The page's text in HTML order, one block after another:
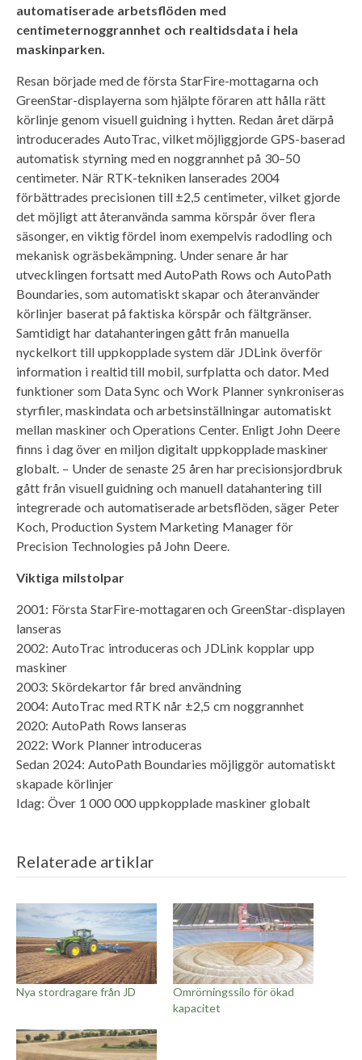
automatiserade arbetsflöden med
centimeternoggrannhet och realtidsdata i hela
maskinparken.
Resan började med de första StarFire-mottagarna och
GreenStar-displayerna som hjälpte föraren att hålla rätt
körlinje genom visuell guidning i hytten. Redan året därpå
introducerades AutoTrac, vilket möjliggjorde GPS-baserad
automatisk styrning med en noggrannhet på 30–50
centimeter. När RTK-tekniken lanserades 2004
förbättrades precisionen till ±2,5 centimeter, vilket gjorde
det möjligt att återanvända samma körspår över flera
säsonger, en viktig fördel inom exempelvis radodling och
mekanisk ogräsbekämpning. Under senare år har
utvecklingen fortsatt med AutoPath Rows och AutoPath
Boundaries, som automatiskt skapar och återanvänder
körlinjer baserat på faktiska körspår och fältgränser.
Samtidigt har datahanteringen gått från manuella
nyckelkort till uppkopplade system där JDLink överför
information i realtid till mobil, surfplatta och dator. Med
funktioner som Data Sync och Work Planner synkroniseras
styrfiler, maskindata och arbetsinställningar automatiskt
mellan maskiner och Operations Center. Enligt John Deere
finns i dag över en miljon digitalt uppkopplade maskiner
globalt. – Under de senaste 25 åren har precisionsjordbruk
gått från visuell guidning och manuell datahantering till
integrerade och automatiserade arbetsflöden, säger Peter
Koch, Production System Marketing Manager för
Precision Technologies på John Deere.
Viktiga milstolpar
2001: Första StarFire-mottagaren och GreenStar-displayen
lanseras
2002: AutoTrac introduceras och JDLink kopplar upp
maskiner
2003: Skördekartor får bred användning
2004: AutoTrac med RTK når ±2,5 cm noggrannhet
2020: AutoPath Rows lanseras
2022: Work Planner introduceras
Sedan 2024: AutoPath Boundaries möjliggör automatiskt
skapade körlinjer
Idag: Över 1 000 000 uppkopplade maskiner globalt
Relaterade artiklar
Nya stordragare från JD
Omrörningssilo för ökad
kapacitet